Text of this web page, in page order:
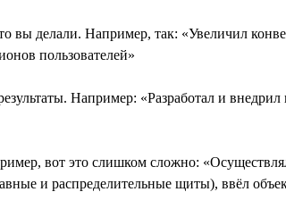
вы делали. Например, так: «Увеличил
пользователей»
Например: «Разработал и
вот это слишком сложно:
и распределительные щиты), ввёл